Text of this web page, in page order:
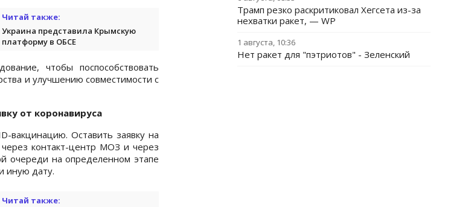
Читай также:
Украина представила Крымскую
платформу в ОБСЕ
чтобы поспособствовать
и улучшению совместимости с
от коронавируса
вакцинацию. Оставить заявку на
контакт-центр МОЗ и через
очереди на определенном этапе
иную дату.
Читай также:
Трамп резко раскритиковал Хегсета из-за
нехватки ракет, — WP
1 августа, 10:36
Нет ракет для "пэтриотов" - Зеленский